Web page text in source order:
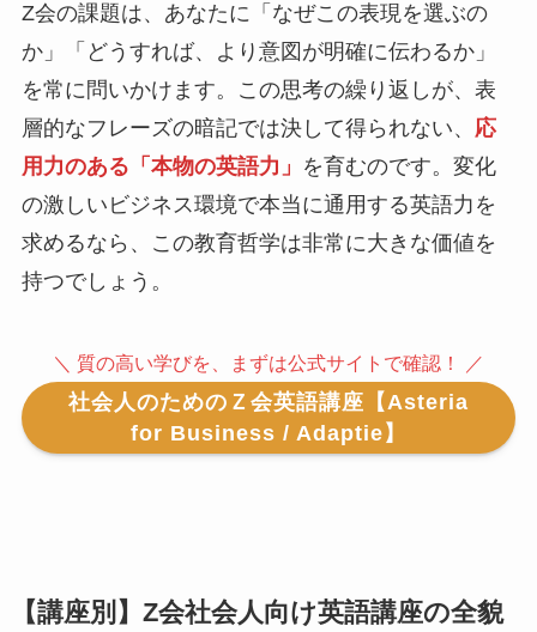
Z会の課題は、あなたに「なぜこの表現を選ぶの
か」「どうすれば、より意図が明確に伝わるか」
を常に問いかけます。この思考の繰り返しが、表
層的なフレーズの暗記では決して得られない、 応
用力のある「本物の英語力」 を育むのです。変化
の激しいビジネス環境で本当に通用する英語力を
求めるなら、この教育哲学は非常に大きな価値を
持つでしょう。
＼ 質の高い学びを、まずは公式サイトで確認！ ／
社会人のためのＺ会英語講座【Asteria
for Business / Adaptie】
【講座別】Z会社会人向け英語講座の全貌